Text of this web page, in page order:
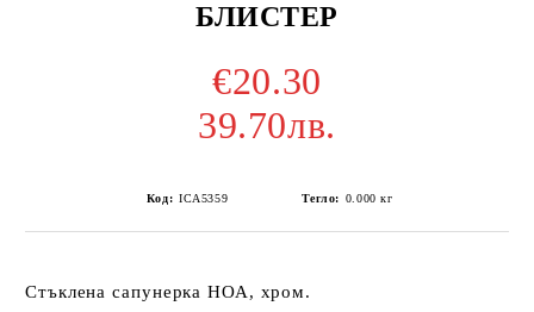
БЛИСТЕР
€20.30
39.70лв.
Код: ICA5359 Тегло: 0.000 кг
Стъклена сапунерка НОА, хром.